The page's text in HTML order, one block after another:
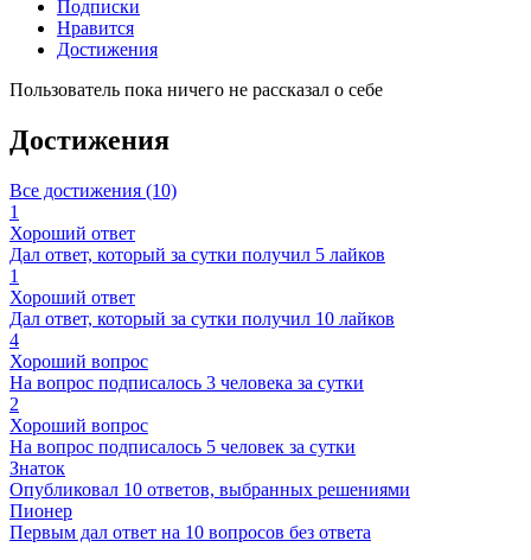
Подписки
Нравится
Достижения
Пользователь пока ничего не рассказал о себе
Достижения
Все достижения (10)
1
Хороший ответ
Дал ответ, который за сутки получил 5 лайков
1
Хороший ответ
Дал ответ, который за сутки получил 10 лайков
4
Хороший вопрос
На вопрос подписалось 3 человека за сутки
2
Хороший вопрос
На вопрос подписалось 5 человек за сутки
Знаток
Опубликовал 10 ответов, выбранных решениями
Пионер
Первым дал ответ на 10 вопросов без ответа